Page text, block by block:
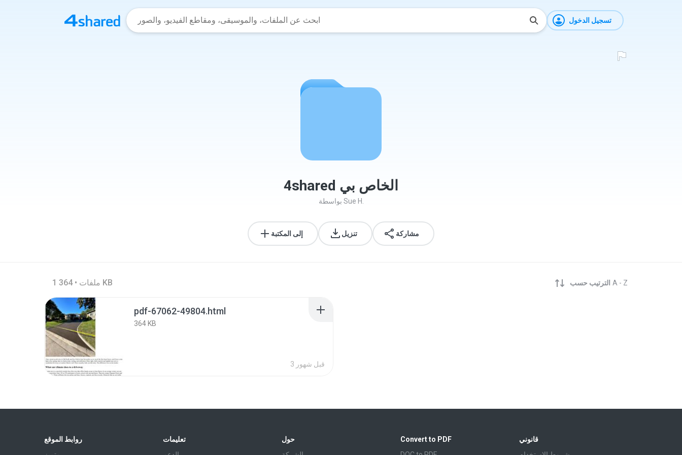
تسجيل الدخول
4shared الخاص بي
Sue H.
إلى المكتبة تنزيل مشاركة
1 ملفات • 364 KB الترتيب حسب A - Z
pdf-67062-49804.html
364 KB
3 قبل شهور
روابط الموقع
تعليمات
حول
Convert to PDF
قانوني